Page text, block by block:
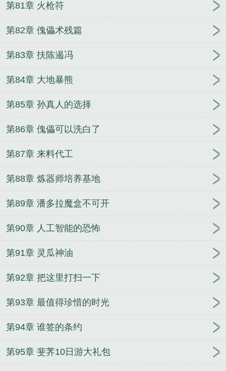
第81章 火枪符
第82章 傀儡术残篇
第83章 扶陈遏冯
第84章 大地暴熊
第85章 孙真人的选择
第86章 傀儡可以洗白了
第87章 来料代工
第88章 炼器师培养基地
第89章 潘多拉魔盒不可开
第90章 人工智能的恐怖
第91章 灵瓜神油
第92章 把这里打扫一下
第93章 最值得珍惜的时光
第94章 谁签的条约
第95章 斐荠10日游大礼包